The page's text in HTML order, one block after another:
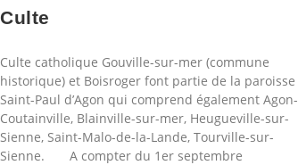
Culte
Culte catholique Gouville-sur-mer (commune
historique) et Boisroger font partie de la paroisse
Saint-Paul d’Agon qui comprend également Agon-
Coutainville, Blainville-sur-mer, Heugueville-sur-
Sienne, Saint-Malo-de-la-Lande, Tourville-sur-
Sienne. A compter du 1er septembre